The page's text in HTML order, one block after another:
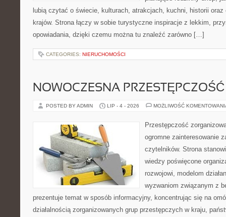
lubią czytać o świecie, kulturach, atrakcjach, kuchni, historii
krajów. Strona łączy w sobie turystyczne inspiracje z lekkim,
opowiadania, dzięki czemu można tu znaleźć zarówno […]
CATEGORIES: NIERUCHOMOŚCI
NOWOCZESNA PRZESTĘPCZOŚĆ
POSTED BY ADMIN LIP - 4 - 2026 MOŻLIWOŚĆ
Przestępczość
ogromne zainteresowanie
czytelników. Strona
wiedzy poświęcone
rozwojowi, modelom
wyzwaniom związanym z
prezentuje temat w sposób informacyjny, koncentrując się na
działalnością zorganizowanych grup przestępczych w kraju,